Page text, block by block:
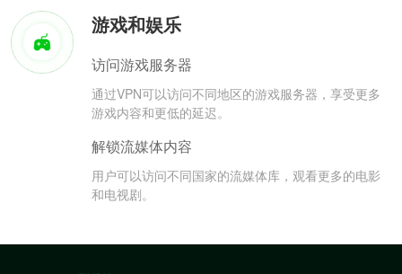
游戏和娱乐
访问游戏服务器
通过VPN可以访问不同地区的游戏服务器，享受更多
游戏内容和更低的延迟。
解锁流媒体内容
用户可以访问不同国家的流媒体库，观看更多的电影
和电视剧。